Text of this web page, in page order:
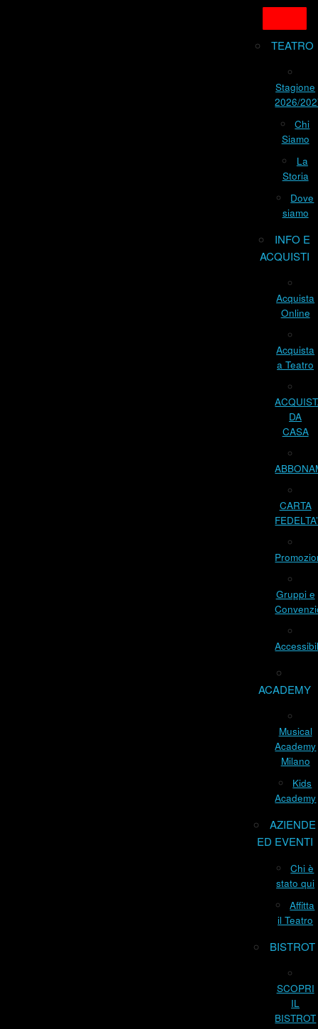
TEATRO
Stagione
2026/
Chi
Siamo
La
Storia
Dove
siamo
INFO E
ACQUISTI
Acquista
Online
Acquista
a Teatro
DA
CASA
CARTA
FEDELTA’
Gruppi e
ACADEMY
Musical
Academy
Milano
Kids
Academy
AZIENDE
ED EVENTI
Chi è
stato qui
Affitta
il Teatro
BISTROT
SCOPRI
IL
BISTROT